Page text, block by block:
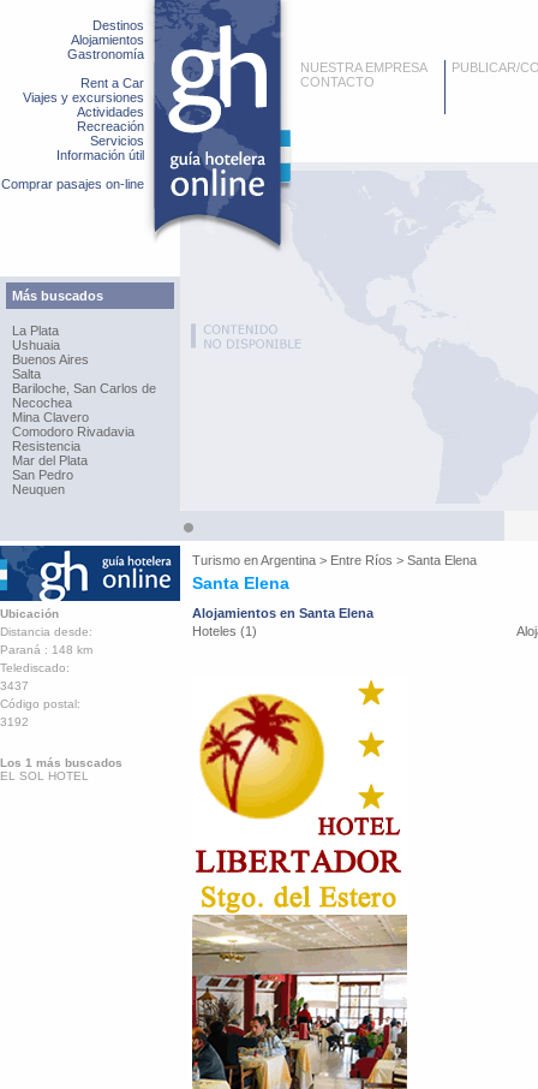
Destinos
Alojamientos
Gastronomía
Rent a Car
Viajes y excursiones
Actividades
Recreación
Servicios
Información útil
Comprar pasajes on-line
Más buscados
La Plata
Ushuaia
Buenos Aires
Salta
Bariloche, San Carlos de
Necochea
Mina Clavero
Comodoro Rivadavia
Resistencia
Mar del Plata
San Pedro
Neuquen
NUESTRA EMPRESA
CONTACTO
PUBLICAR/
Turismo enArgentina > Entre Ríos > Santa Elena
Santa Elena
Ubicación
Distancia desde:
Paraná : 148 km
Telediscado:
3437
Código postal:
3192
Los 1 más buscados
EL SOL HOTEL
Alojamientos en Santa Elena
Hoteles (1)